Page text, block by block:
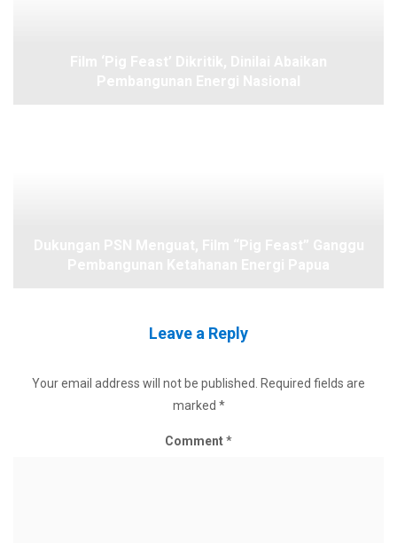
Leave a Reply
Your email address will not be published.
Required fields are
marked *
Comment*